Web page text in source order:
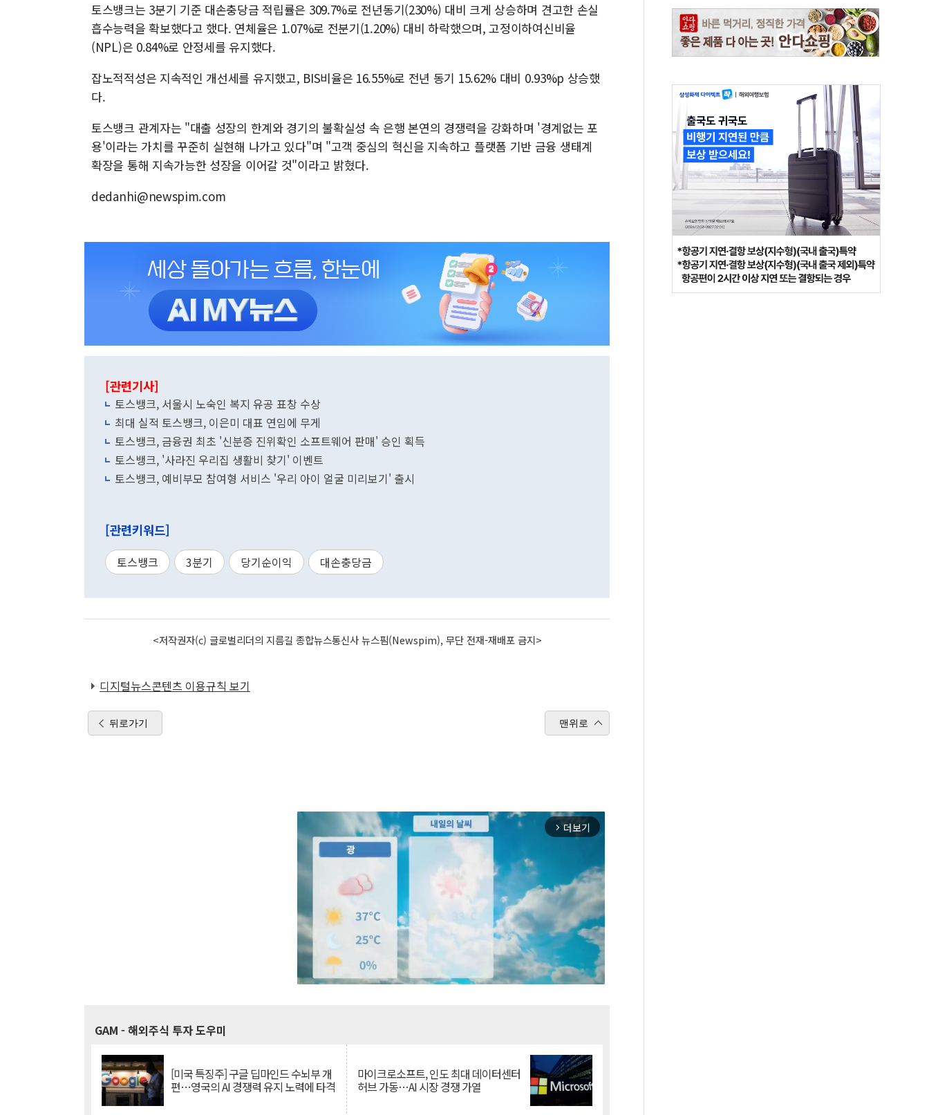
토스뱅크는 3분기 기준 대손충당금 적립률은 309.7%로 전년동기(230%) 대비 크게 상승하며 견고한 손실
흡수능력을 확보했다고 했다. 연체율은 1.07%로 전분기(1.20%) 대비 하락했으며, 고정이하여신비율
(NPL)은 0.84%로 안정세를 유지했다.
잡노적적성은 지속적인 개선세를 유지했고, BIS비율은 16.55%로 전년 동기 15.62% 대비 0.93%p 상승했
다.
토스뱅크 관계자는 "대출 성장의 한계와 경기의 불확실성 속 은행 본연의 경쟁력을 강화하며 '경계없는 포
용'이라는 가치를 꾸준히 실현해 나가고 있다"며 "고객 중심의 혁신을 지속하고 플랫폼 기반 금융 생태계
확장을 통해 지속가능한 성장을 이어갈 것"이라고 밝혔다.
dedanhi@newspim.com
[관련기사]
토스뱅크, 서울시 노숙인 복지 유공 표창 수상
최대 실적 토스뱅크, 이은미 대표 연임에 무게
토스뱅크, 금융권 최초 '신분증 진위확인 소프트웨어 판매' 승인 획득
토스뱅크, '사라진 우리집 생활비 찾기' 이벤트
토스뱅크, 예비부모 참여형 서비스 '우리 아이 얼굴 미리보기' 출시
[관련키워드]
토스뱅크 3분기 당기순이익 대손충당금
<저작권자(c) 글로벌리더의 지름길 종합뉴스통신사 뉴스핌(Newspim), 무단 전재-재배포 금지>
디지털뉴스콘텐츠 이용규칙 보기
뒤로가기 맨위로
arrow_forward_ios 더보기
GAM - 해외주식 투자 도우미
[미국 특징주] 구글 딥마인드 수뇌부 개
편…영국의 AI 경쟁력 유지 노력에 타격
마이크로소프트, 인도 최대 데이터센터
허브 가동…AI 시장 경쟁 가열